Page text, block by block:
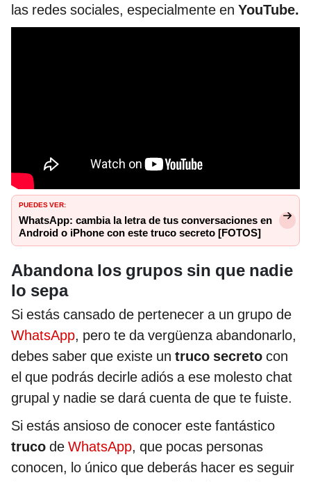
las redes sociales, especialmente en YouTube.
PUEDES VER:
WhatsApp: cambia la letra de tus conversaciones en
Android o iPhone con este truco secreto [FOTOS]
Abandona los grupos sin que nadie
lo sepa
Si estás cansado de pertenecer a un grupo de
WhatsApp, pero te da vergüenza abandonarlo,
debes saber que existe un truco secreto con
el que podrás decirle adiós a ese molesto chat
grupal y nadie se dará cuenta de que te fuiste.
Si estás ansioso de conocer este fantástico
truco de WhatsApp, que pocas personas
conocen, lo único que deberás hacer es seguir